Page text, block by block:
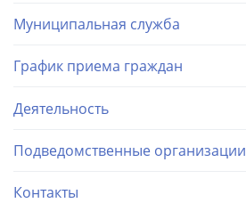
Муниципальная служба
График приема граждан
Деятельность
Подведомственные организации
Контакты